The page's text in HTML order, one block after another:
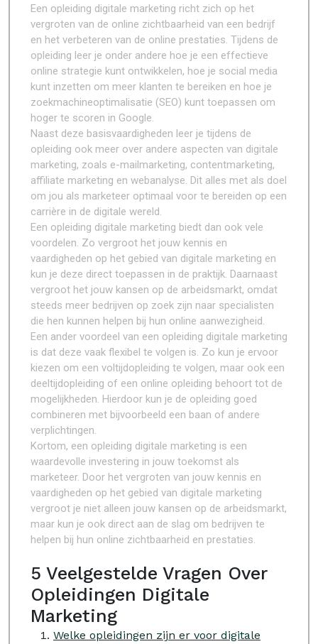
Een opleiding digitale marketing richt zich op het
vergroten van de online zichtbaarheid van een bedrijf
en het verbeteren van de online prestaties. Tijdens de
opleiding leer je onder andere hoe je een effectieve
online strategie kunt ontwikkelen, hoe je social media
kunt inzetten om meer klanten te bereiken en hoe je
zoekmachineoptimalisatie (SEO) kunt toepassen om
hoger te scoren in Google.
Naast deze basisvaardigheden leer je tijdens de
opleiding ook meer over andere aspecten van digitale
marketing, zoals e-mailmarketing, contentmarketing,
affiliate marketing en webanalyse. Dit alles met als doel
om jou als marketeer optimaal voor te bereiden op een
carrière in de digitale wereld.
Een opleiding digitale marketing biedt dan ook vele
voordelen. Zo vergroot het jouw kennis en
vaardigheden op het gebied van digitale marketing en
kun je deze direct toepassen in de praktijk. Daarnaast
vergroot het jouw kansen op de arbeidsmarkt, omdat
steeds meer bedrijven op zoek zijn naar specialisten
die hen kunnen helpen bij hun online aanwezigheid.
Een ander voordeel van een opleiding digitale marketing
is dat deze vaak flexibel te volgen is. Zo kun je ervoor
kiezen om een voltijdopleiding te volgen, maar ook een
deeltijdopleiding of een online opleiding behoort tot de
mogelijkheden. Hierdoor kun je de opleiding goed
combineren met bijvoorbeeld een baan of andere
verplichtingen.
Kortom, een opleiding digitale marketing is een
waardevolle investering in jouw toekomst als
marketeer. Door het vergroten van jouw kennis en
vaardigheden op het gebied van digitale marketing
vergroot je niet alleen jouw kansen op de arbeidsmarkt,
maar kun je ook direct aan de slag om bedrijven te
helpen bij hun online zichtbaarheid en prestaties.
5 Veelgestelde Vragen Over
Opleidingen Digitale
Marketing
Welke opleidingen zijn er voor digitale